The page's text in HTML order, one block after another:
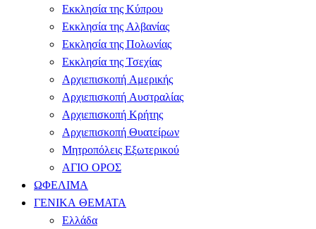
Εκκλησία της Κύπρου
Εκκλησία της Αλβανίας
Εκκλησία της Πολωνίας
Εκκλησία της Τσεχίας
Αρχιεπισκοπή Αμερικής
Αρχιεπισκοπή Αυστραλίας
Αρχιεπισκοπή Κρήτης
Αρχιεπισκοπή Θυατείρων
Μητροπόλεις Εξωτερικού
ΑΓΙΟ ΟΡΟΣ
ΩΦΕΛΙΜΑ
ΓΕΝΙΚΑ ΘΕΜΑΤΑ
Ελλάδα